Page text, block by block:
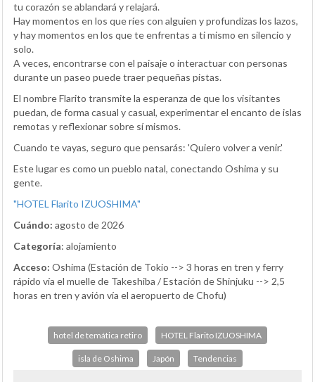
tu corazón se ablandará y relajará.
Hay momentos en los que ríes con alguien y profundizas los lazos,
y hay momentos en los que te enfrentas a ti mismo en silencio y
solo.
A veces, encontrarse con el paisaje o interactuar con personas
durante un paseo puede traer pequeñas pistas.
El nombre Flarito transmite la esperanza de que los visitantes
puedan, de forma casual y casual, experimentar el encanto de islas
remotas y reflexionar sobre sí mismos.
Cuando te vayas, seguro que pensarás: 'Quiero volver a venir.'
Este lugar es como un pueblo natal, conectando Oshima y su
gente.
"HOTEL Flarito IZUOSHIMA"
Cuándo: agosto de 2026
Categoría: alojamiento
Acceso: Oshima (Estación de Tokio --> 3 horas en tren y ferry
rápido vía el muelle de Takeshiba / Estación de Shinjuku --> 2,5
horas en tren y avión vía el aeropuerto de Chofu)
hotel de temática retiro HOTEL Flarito IZUOSHIMA
isla de Oshima Japón Tendencias